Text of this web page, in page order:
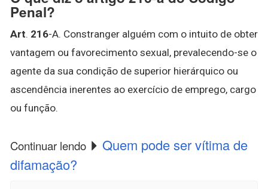
Penal?
Art. 216-A. Constranger alguém com o intuito de obter
vantagem ou favorecimento sexual, prevalecendo-se o
agente da sua condição de superior hierárquico ou
ascendência inerentes ao exercício de emprego, cargo
ou função.
Continuar lendo
Quem pode ser vítima de
difamação?